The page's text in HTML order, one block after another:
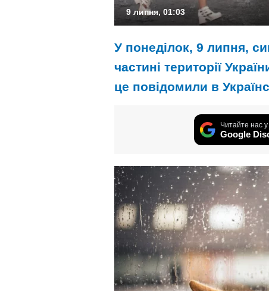
9 липня, 01:03
У понеділок, 9 липня,
частині території
це повідомили в
Читайте нас у
Google